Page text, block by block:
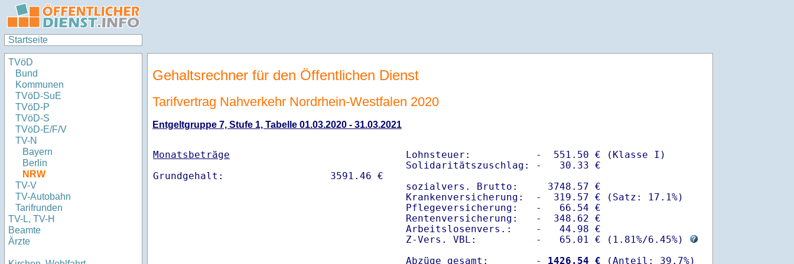
Startseite
TVöD
Bund
Kommunen
TVöD-SuE
TVöD-P
TVöD-S
TVöD-E/F/V
TV-N
Bayern
Berlin
NRW
TV-V
TV-Autobahn
Tarifrunden
TV-L, TV-H
Beamte
Ärzte
Gehaltsrechner für den Öffentlichen Dienst
Tarifvertrag Nahverkehr Nordrhein-Westfalen 2020
Entgeltgruppe 7, Stufe 1, Tabelle 01.03.2020 - 31.03.2021
Monatsbeträge
Lohnsteuer:           -  551.50 € (Klasse I)
Solidaritätszuschlag: -   30.33 €
sozialvers. Brutto:     3748.57 €
Krankenversicherung:  -  319.57 € (Satz: 17.1%)
Pflegeversicherung:   -   66.54 €
Rentenversicherung:   -  348.62 €
Arbeitslosenvers.:    -   44.98 €
Z-Vers. VBL:          -   65.01 € ( 1.81%/6.45%)
Abzüge gesamt:        -
1426.54 €